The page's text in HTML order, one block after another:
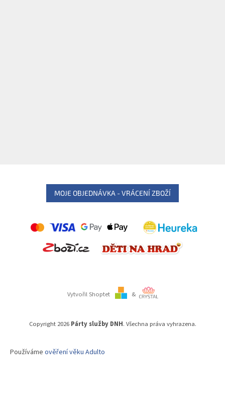
MOJE OBJEDNÁVKA - VRÁCENÍ ZBOŽÍ
Vytvořil Shoptet &
Copyright 2026 Párty služby DNH. Všechna práva vyhrazena.
Používáme ověření věku Adulto